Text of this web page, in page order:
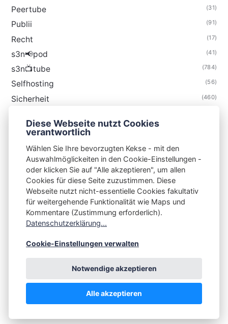
Peertube (31)
Publii (91)
Recht (17)
s3n📢pod (41)
s3n📺tube (784)
Selfhosting (56)
Sicherheit (460)
Thunderbird
S3N🧩NET
Integrating Open-Source Blog Network (iOSBN)
Impressum
Kontakt
💪by☕ ❤️ & Publii CMS
Diese Webseite nutzt Cookies
verantwortlich
Wählen Sie Ihre bevorzugten Kekse - mit den
Auswahlmöglickeiten in den Cookie-Einstellungen -
oder klicken Sie auf "Alle akzeptieren", um allen
Cookies für diese Seite zuzustimmen. Diese
Webseite nutzt nicht-essentielle Cookies fakultativ
für weitergehende Funktionalität wie Maps und
Kommentare (Zustimmung erforderlich).
Datenschutzerklärung...
Cookie-Einstellungen verwalten
Notwendige akzeptieren
Alle akzeptieren